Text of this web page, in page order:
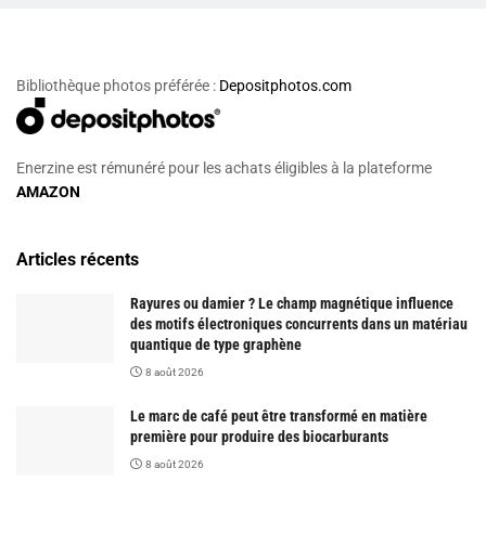
Bibliothèque photos préférée : Depositphotos.com
Enerzine est rémunéré pour les achats éligibles à la plateforme
AMAZON
Articles récents
Rayures ou damier ? Le champ magnétique influence
des motifs électroniques concurrents dans un matériau
quantique de type graphène
8 août 2026
Le marc de café peut être transformé en matière
première pour produire des biocarburants
8 août 2026